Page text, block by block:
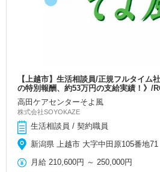
【上越市】生活相談員/正規フルタイム
の特別報酬、約53万円の支給実績！》/
高田ケアセンターそよ風
株式会社SOYOKAZE
生活相談員 / 契約職員
新潟県 上越市 大字中田原105番地71
月給 210,600円 ～ 250,000円